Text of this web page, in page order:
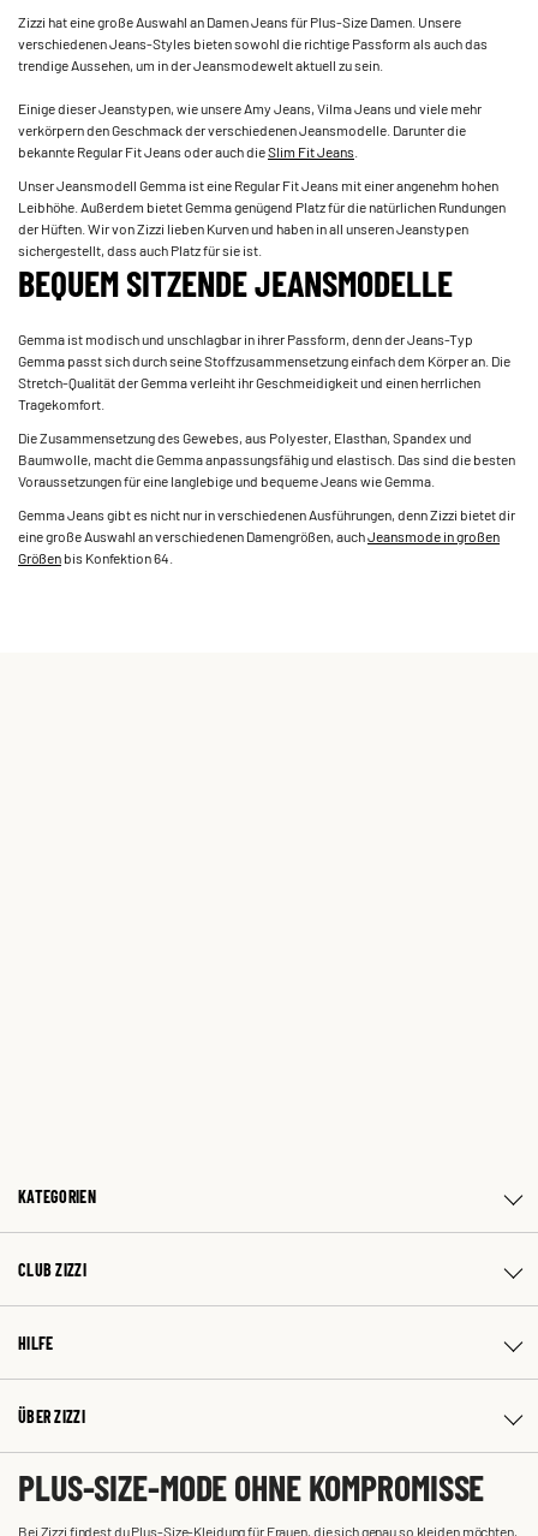
Zizzi hat eine große Auswahl an Damen Jeans für Plus-Size Damen. Unsere
verschiedenen Jeans-Styles bieten sowohl die richtige Passform als auch das
trendige Aussehen, um in der Jeansmodewelt aktuell zu sein.
Einige dieser Jeanstypen, wie unsere Amy Jeans, Vilma Jeans und viele mehr
verkörpern den Geschmack der verschiedenen Jeansmodelle. Darunter die
bekannte Regular Fit Jeans oder auch dieSlim Fit Jeans
Unser Jeansmodell Gemma ist eine Regular Fit Jeans mit einer angenehm hohen
Leibhöhe. Außerdem bietet Gemma genügend Platz für die natürlichen Rundungen
der Hüften. Wir von Zizzi lieben Kurven und haben in all unseren Jeanstypen
sichergestellt, dass auch Platz für sie ist.
BEQUEM SITZENDE JEANSMODELLE
Gemma ist modisch und unschlagbar in ihrer Passform, denn der Jeans-Typ
Gemma passt sich durch seine Stoffzusammensetzung einfach dem Körper an. Die
Stretch-Qualität der Gemma verleiht ihr Geschmeidigkeit und einen herrlichen
Tragekomfort.
Die Zusammensetzung des Gewebes, aus Polyester, Elasthan, Spandex und
Baumwolle, macht die Gemma anpassungsfähig und elastisch. Das sind die besten
Voraussetzungen für eine langlebige und bequeme Jeans wie Gemma.
Gemma Jeans gibt es nicht nur in verschiedenen Ausführungen, denn Zizzi bietet dir
eine große Auswahl an verschiedenen Damengrößen, auchJeansmode in großen
Größenbis Konfektion 64.
KATEGORIEN
CLUB ZIZZI
HILFE
ÜBER ZIZZI
PLUS-SIZE-MODE OHNE KOMPROMISSE
Bei Zizzi findest du Plus-Size-Kleidung für Frauen, die sich genau so kleiden möchten,